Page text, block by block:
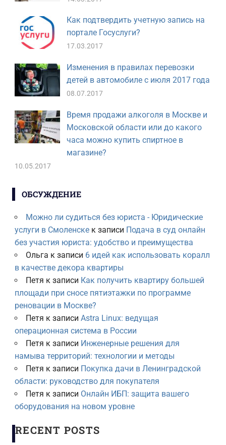
Как подтвердить учетную запись на
портале Госуслуги?
17.03.2017
Изменения в правилах перевозки
детей в автомобиле с июля 2017 года
08.07.2017
Время продажи алкоголя в Москве и
Московской области или до какого
часа можно купить спиртное в
магазине?
10.05.2017
ОБСУЖДЕНИЕ
Можно ли судиться без юриста - Юридические
услуги в Смоленскек записи Подача в суд онлайн
без участия юриста: удобство и преимущества
Ольга к записи 6 идей как использовать коралл
в качестве декора квартиры
Петя к записи Как получить квартиру большей
площади при сносе пятиэтажки по программе
реновации в Москве?
Петя к записи Astra Linux: ведущая
операционная система в России
Петя к записи Инженерные решения для
намыва территорий: технологии и методы
Петя к записи Покупка дачи в Ленинградской
области: руководство для покупателя
Петя к записи Онлайн ИБП: защита вашего
оборудования на новом уровне
RECENT POSTS